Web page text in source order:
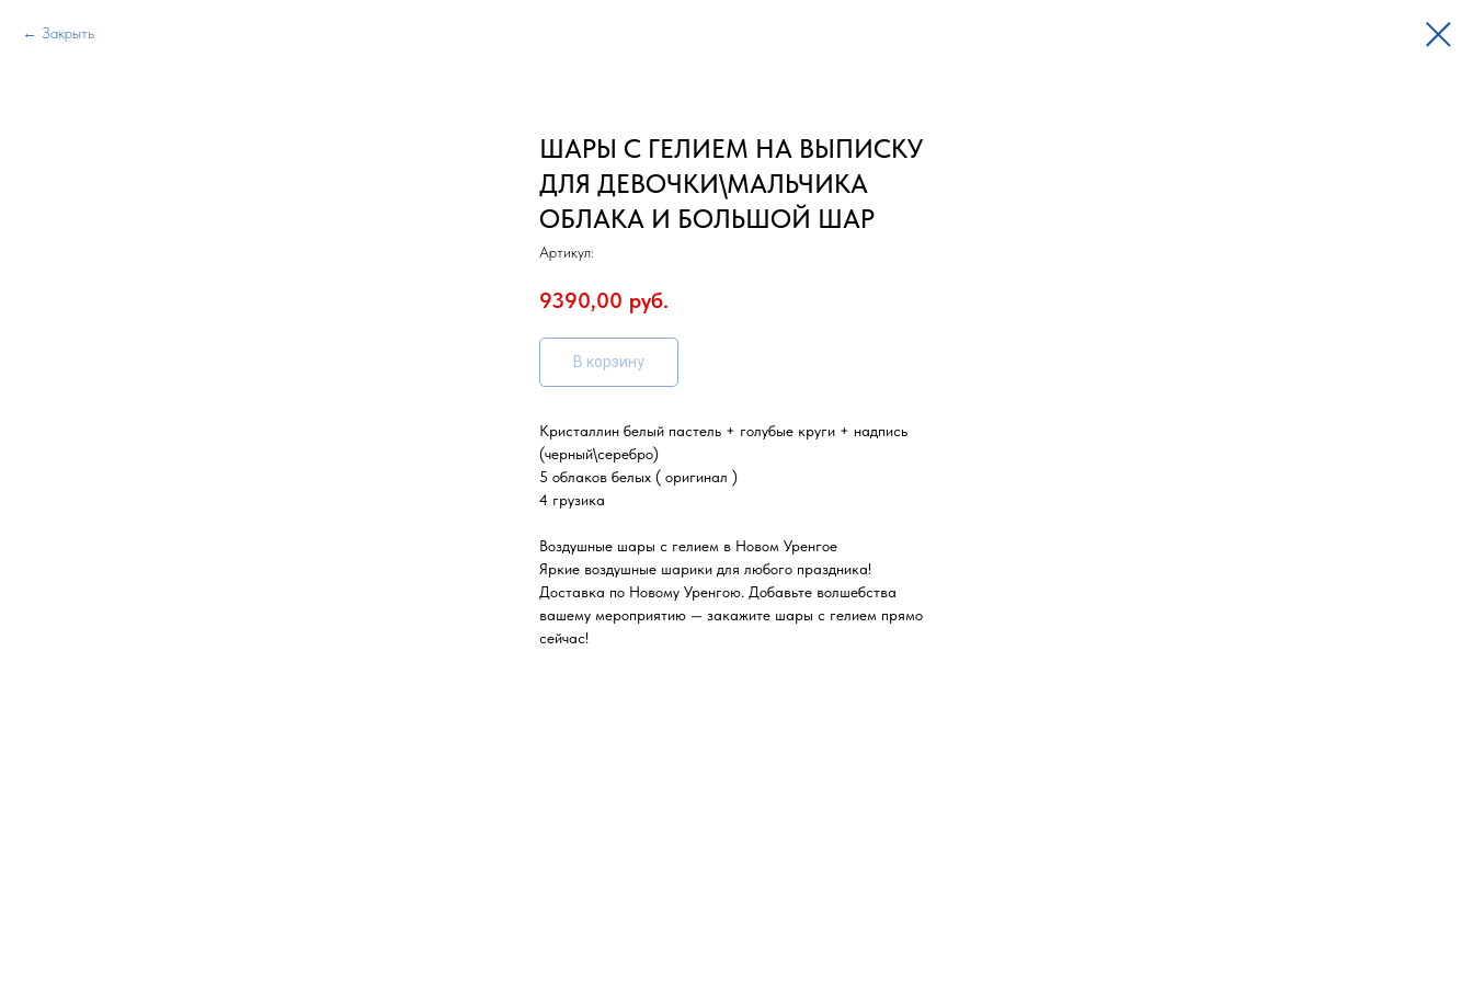
Закрыть
ШАРЫ С ГЕЛИЕМ НА ВЫПИСКУ
ДЛЯ ДЕВОЧКИ\МАЛЬЧИКА
ОБЛАКА И БОЛЬШОЙ ШАР
Артикул:
9390,00 руб.
В корзину
Кристаллин белый пастель + голубые круги + надпись
(черный\серебро)
5 облаков белых ( оригинал )
4 грузика
Воздушные шары с гелием в Новом Уренгое
Яркие воздушные шарики для любого праздника!
Доставка по Новому Уренгою. Добавьте волшебства
вашему мероприятию — закажите шары с гелием прямо
сейчас!